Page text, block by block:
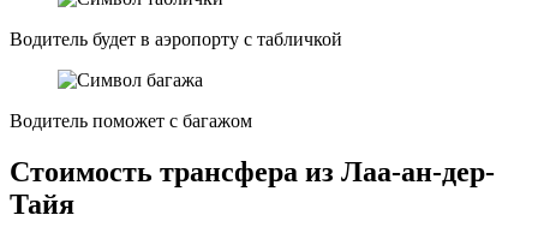
Водитель будет в аэропорту с табличкой
Водитель поможет с багажом
Стоимость трансфера из Лаа-ан-дер-
Тайя